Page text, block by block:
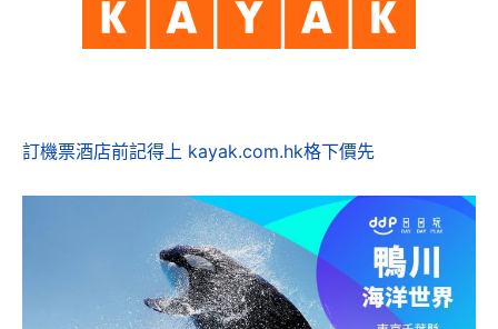
訂機票酒店前記得上 kayak.com.hk格下價先